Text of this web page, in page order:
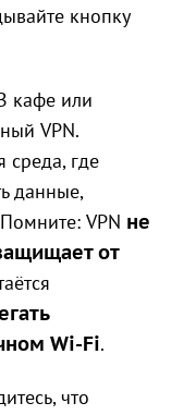
кнопку
кафе или
VPN.
среда, где
данные,
VPN не
от
Wi-Fi.
что